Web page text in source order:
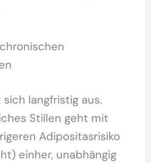
langfristig aus.
Stillen geht mit
Adipositasrisiko
einher, unabhängig